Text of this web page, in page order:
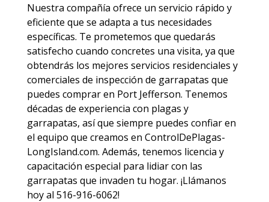
Nuestra compañía ofrece un servicio rápido y
eficiente que se adapta a tus necesidades
específicas. Te prometemos que quedarás
satisfecho cuando concretes una visita, ya que
obtendrás los mejores servicios residenciales y
comerciales de inspección de garrapatas que
puedes comprar en Port Jefferson. Tenemos
décadas de experiencia con plagas y
garrapatas, así que siempre puedes confiar en
el equipo que creamos en ControlDePlagas-
LongIsland.com. Además, tenemos licencia y
capacitación especial para lidiar con las
garrapatas que invaden tu hogar. ¡Llámanos
hoy al 516-916-6062!